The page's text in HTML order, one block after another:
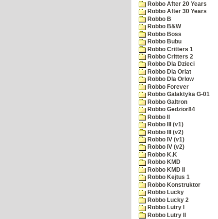
Robbo After 20 Years
Robbo After 30 Years
Robbo B
Robbo B&W
Robbo Boss
Robbo Bubu
Robbo Critters 1
Robbo Critters 2
Robbo Dla Dzieci
Robbo Dla Orlat
Robbo Dla Orlow
Robbo Forever
Robbo Galaktyka G-01
Robbo Galtron
Robbo Gedzior84
Robbo II
Robbo III (v1)
Robbo III (v2)
Robbo IV (v1)
Robbo IV (v2)
Robbo K.K
Robbo KMD
Robbo KMD II
Robbo Kejtus 1
Robbo Konstruktor
Robbo Lucky
Robbo Lucky 2
Robbo Lutry I
Robbo Lutry II